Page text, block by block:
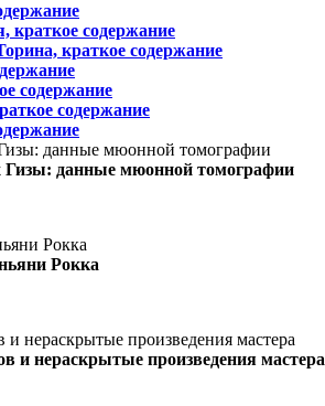
краткое содержание
краткое содержание
содержание
содержание
данные мюонной томографии
Рокка
и нераскрытые произведения мастера